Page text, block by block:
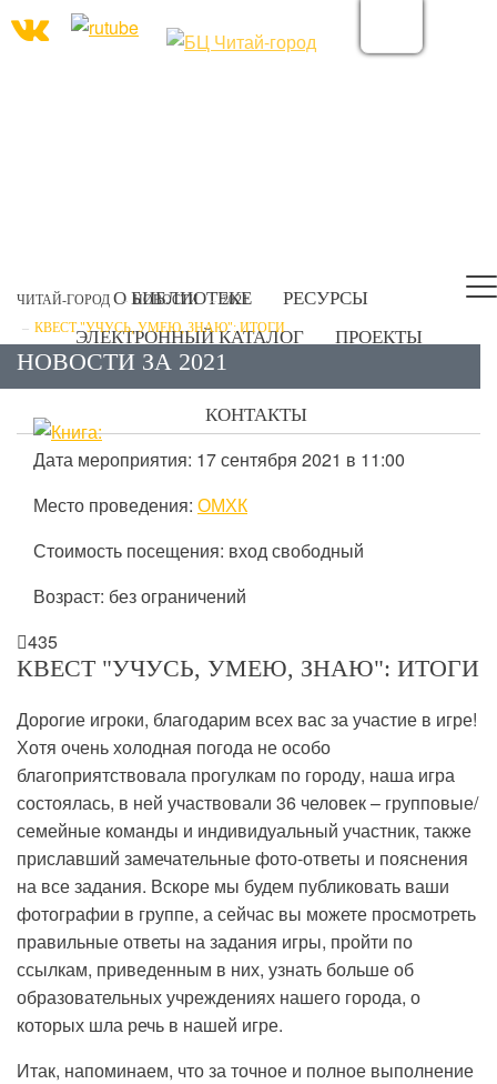
О БИБЛИОТЕКЕ
РЕСУРСЫ
ЭЛЕКТРОННЫЙ КАТАЛОГ
ПРОЕКТЫ
УСЛУГИ
ПЕДАГОГАМ | РОДИТЕЛЯМ
КОНТАКТЫ
ЧИТАЙ-ГОРОД НОВОСТИ
2021
КВЕСТ "УЧУСЬ, УМЕЮ, ЗНАЮ": ИТОГИ
НОВОСТИ ЗА 2021
Дата мероприятия: 17 сентября 2021 в 11:00
Место проведения: ОМХК
Стоимость посещения: вход свободный
Возраст: без ограничений
435
КВЕСТ "УЧУСЬ, УМЕЮ, ЗНАЮ": ИТОГИ
Дорогие игроки, благодарим всех вас за участие в игре!
Хотя очень холодная погода не особо
благоприятствовала прогулкам по городу, наша игра
состоялась, в ней участвовали 36 человек – групповые/
семейные команды и индивидуальный участник, также
приславший замечательные фото-ответы и пояснения
на все задания. Вскоре мы будем публиковать ваши
фотографии в группе, а сейчас вы можете просмотреть
правильные ответы на задания игры, пройти по
ссылкам, приведенным в них, узнать больше об
образовательных учреждениях нашего города, о
которых шла речь в нашей игре.
Итак, напоминаем, что за точное и полное выполнение